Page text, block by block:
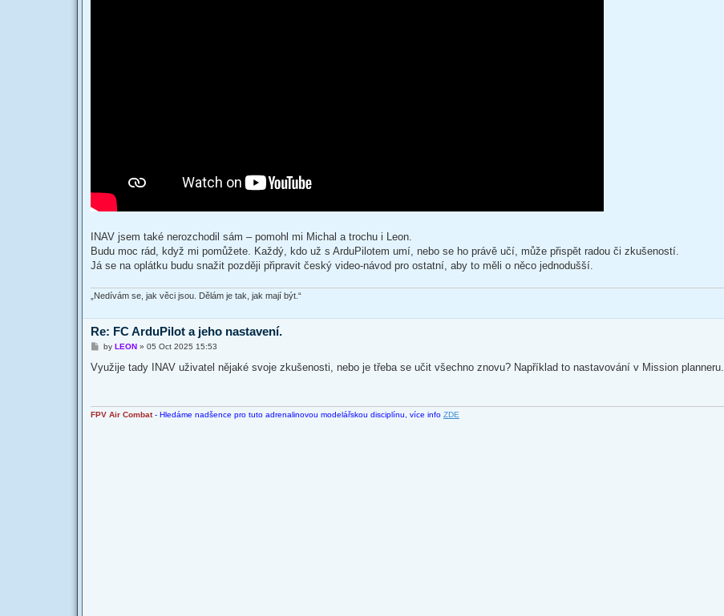
INAV jsem také nerozchodil sám – pomohl mi Michal a trochu i Leon.
Budu moc rád, když mi pomůžete. Každý, kdo už s ArduPilotem umí, nebo se ho právě učí, může přispět radou či zkušeností.
Já se na oplátku budu snažit později připravit český video-návod pro ostatní, aby to měli o něco jednodušší.
„Nedívám se, jak věci jsou. Dělám je tak, jak mají být.“
Re: FC ArduPilot a jeho nastavení.
P
s
t
by LEON» 05 Oct 2025 15:53
Využije tady INAV uživatel nějaké svoje zkušenosti, nebo je třeba se učit všechno znovu? Například to nastavování v Mission planneru.
FPV Air Combat - Hledáme nadšence pro tuto adrenalinovou modelářskou disciplínu, více info ZDE